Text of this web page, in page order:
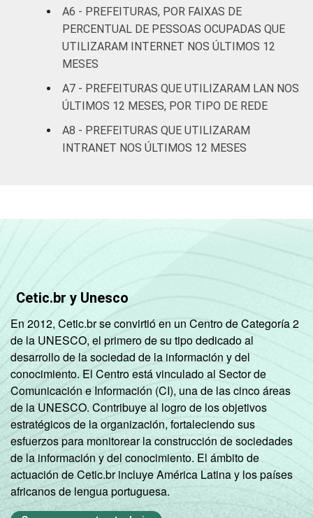
A6 - PREFEITURAS, POR FAIXAS DE
PERCENTUAL DE PESSOAS OCUPADAS QUE
UTILIZARAM INTERNET NOS ÚLTIMOS 12
MESES
A7 - PREFEITURAS QUE UTILIZARAM LAN NOS
ÚLTIMOS 12 MESES, POR TIPO DE REDE
A8 - PREFEITURAS QUE UTILIZARAM
INTRANET NOS ÚLTIMOS 12 MESES
Cetic.br y Unesco
En 2012, Cetic.br se convirtió en un Centro de Categoría 2
de la UNESCO, el primero de su tipo dedicado al
desarrollo de la sociedad de la información y del
conocimiento. El Centro está vinculado al Sector de
Comunicación e Información (CI), una de las cinco áreas
de la UNESCO. Contribuye al logro de los objetivos
estratégicos de la organización, fortaleciendo sus
esfuerzos para monitorear la construcción de sociedades
de la información y del conocimiento. El ámbito de
actuación de Cetic.br incluye América Latina y los países
africanos de lengua portuguesa.